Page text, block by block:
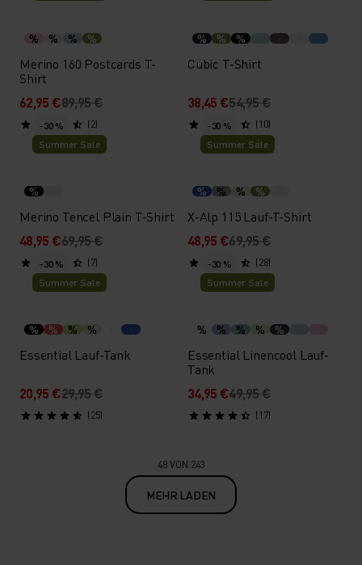
% % % %
Merino 160 Postcards T-
Shirt
62,95 €89,95 €
(2)
% % %
Cubic T-Shirt
38,45 €54,95 €
(10)
-30 %
Summer Sale
%
Merino Tencel Plain T-Shirt
48,95 €69,95 €
(7)
-30 %
Summer Sale
% % % %
X-Alp 115 Lauf-T-Shirt
48,95 €69,95 €
(28)
-30 %
Summer Sale
% % % %
Essential Lauf-Tank
20,95 €29,95 €
(25)
-30 %
Summer Sale
% % % % %
Essential Linencool Lauf-
Tank
34,95 €49,95 €
(17)
48 VON 243
MEHR LADEN